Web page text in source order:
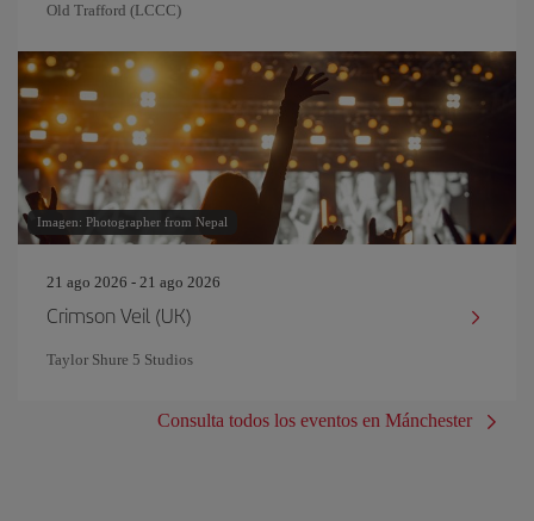
Old Trafford (LCCC)
Imagen: Photographer from Nepal
21 ago 2026 - 21 ago 2026
Crimson Veil (UK)
Taylor Shure 5 Studios
Consulta todos los eventos en Mánchester